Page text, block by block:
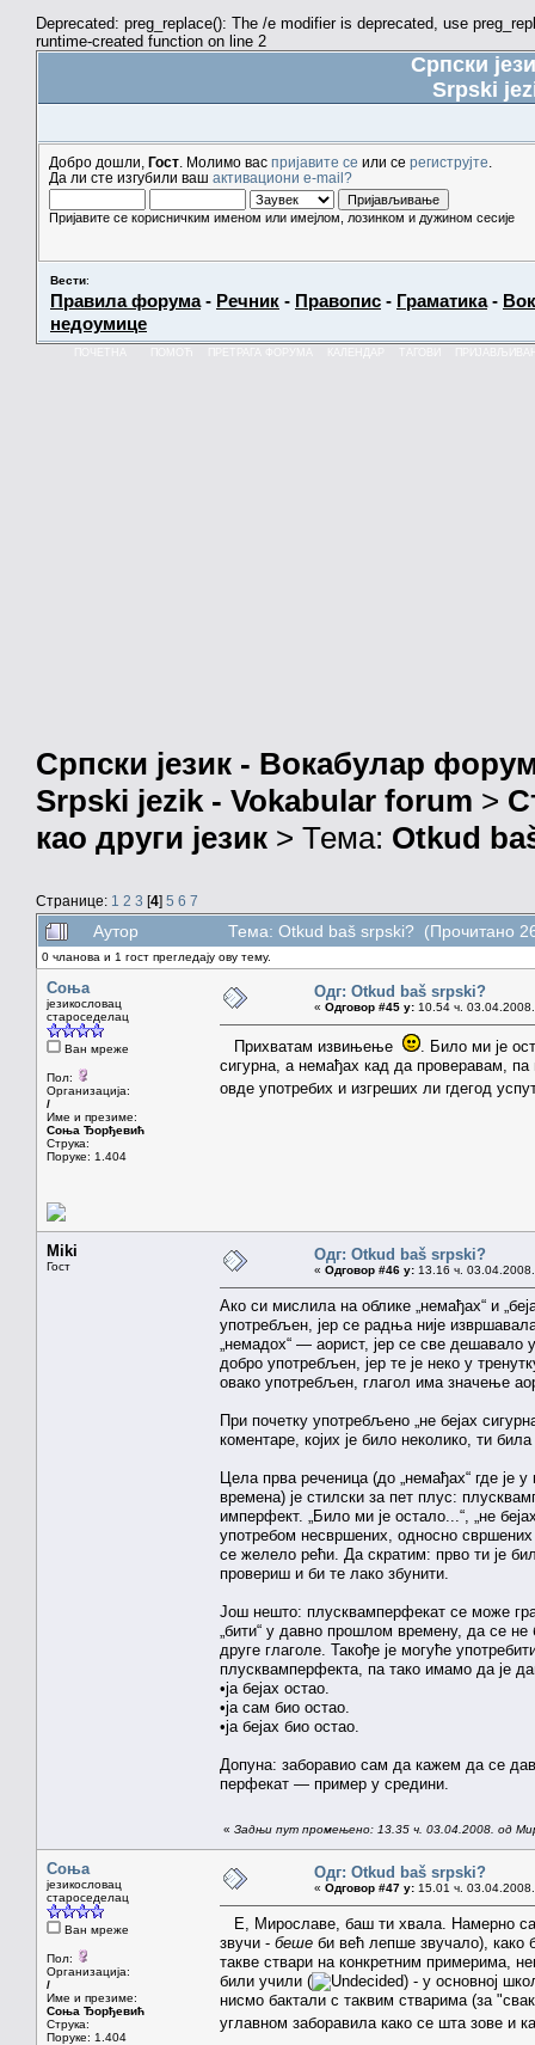
Deprecated: preg_replace(): The /e modifier is deprecated, use
runtime-created function on line 2
Српски
Srpski
Добро дошли, Гост . Молимо вас пријавите се или се региструјте
Да ли сте изгубили ваш активациони e-mail?
Пријавите се корисничким именом или имејлом, лозинком и дужином сесије
Вести:
Правила форума- Речник - Правопис - Граматика-
недоумице
КАЛЕНДАР
Српски језик - Вокабулар
Srpski jezik - Vokabular forum >
као други језик > Тема: Otkud
Странице: 1 2 3 [4] 5 6 7
Аутор Тема: Otkud baš srpski? (Прочитано
0 чланова и 1 гост прегледају ову тему.
Соња
језикословац
староседелац
Ван мреже
Пол:
Организација:
/
Име и презиме:
Соња Ђорђевић
Струка:
Поруке: 1.404
Одг: Otkud baš srpski?
« Одговор #45 у: 10.54 ч.
Прихватам извињење
. Било ми је
сигурна, а немађах кад да проверавам,
овде употребих и изгреших ли гдегод
Miki
Гост
Одг: Otkud baš srpski?
« Одговор #46 у: 13.16 ч.
Ако си мислила на облике „немађах“ и
употребљен, јер се радња није
„немадох“ — аорист, јер се све дешавало
добро употребљен, јер те је неко у
овако употребљен, глагол има значење
При почетку употребљено „не бејах
коментаре, којих је било неколико, ти
Цела прва реченица (до „немађах“ где је
времена) је стилски за пет плус:
имперфект. „Било ми је остало...“, „не
употребом несвршених, односно
се желело рећи. Да скратим: прво ти је
провериш и би те лако збунити.
Још нешто: плусквамперфекат се може
„бити“ у давно прошлом времену, да се
друге глаголе. Такође је могуће
плусквамперфекта, па тако имамо да је
•ја бејах остао.
•ја сам био остао.
•ја бејах био остао.
Допуна: заборавио сам да кажем да се
перфекат — пример у средини.
« Задњи пут промењено: 13.35 ч. 03.04.2008. од
Соња
језикословац
староседелац
Ван мреже
Пол:
Организација:
/
Име и презиме:
Соња Ђорђевић
Струка:
Поруке: 1.404
Одг: Otkud baš srpski?
« Одговор #47 у: 15.01 ч.
Е, Мирославе, баш ти хвала. Намерно
звучи - беше би већ лепше звучало), како
такве ствари на конкретним примерима,
били учили (
) - у основној
нисмо бактали с таквим стварима (за
углавном заборавила како се шта зове